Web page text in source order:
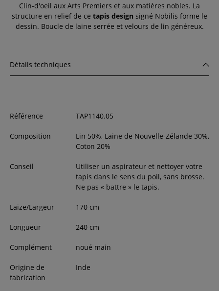
Clin-d'oeil aux Arts Premiers et aux matières nobles. La
structure en relief de ce tapis design signé Nobilis forme le
dessin. Boucle de laine serrée et velours de lin généreux.
Détails techniques
Référence TAP1140.05
Composition
Lin 50%, Laine de Nouvelle-Zélande 30%,
Coton 20%
Conseil
Utiliser un aspirateur et nettoyer votre
tapis dans le sens du poil, sans brosse.
Ne pas « battre » le tapis.
Laize/Largeur 170cm
Longueur 240cm
Complément noué main
Origine de
fabrication
Inde